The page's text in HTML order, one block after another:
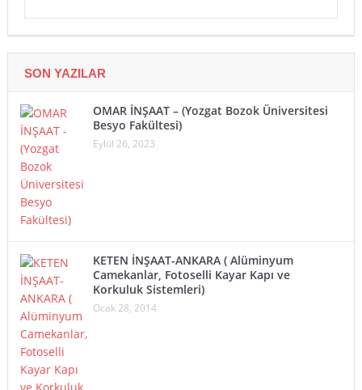
SON YAZILAR
OMAR İNŞAAT – (Yozgat Bozok Üniversitesi
Besyo Fakültesi)
Eylül 26, 2023
KETEN İNŞAAT-ANKARA ( Alüminyum
Camekanlar, Fotoselli Kayar Kapı ve
Korkuluk Sistemleri)
Ocak 28, 2014